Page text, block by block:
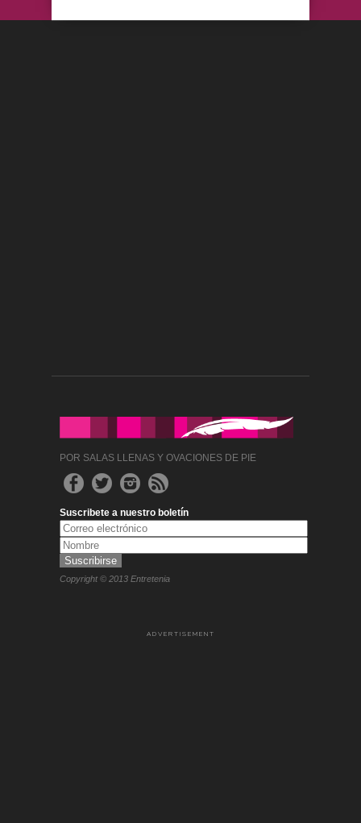
POR SALAS LLENAS Y OVACIONES DE PIE
Suscribete a nuestro boletín
Copyright © 2013 Entretenia
ADVERTISEMENT